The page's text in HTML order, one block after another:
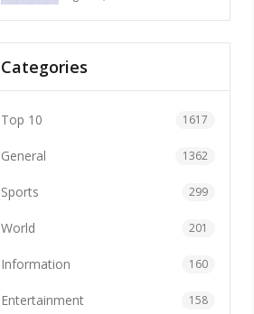
Categories
Top 10 1617
General 1362
Sports 299
World 201
Information 160
Entertainment 158